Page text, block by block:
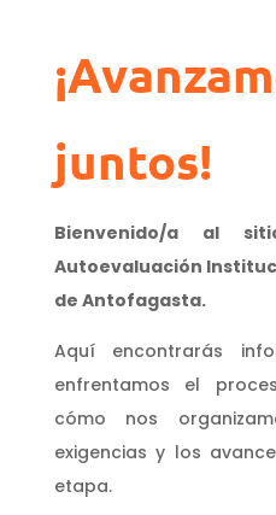
juntos!
Bienvenido/a al
Autoevaluación
de Antofagasta.
Aquí encontrarás
enfrentamos el
cómo nos
exigencias y los
etapa.